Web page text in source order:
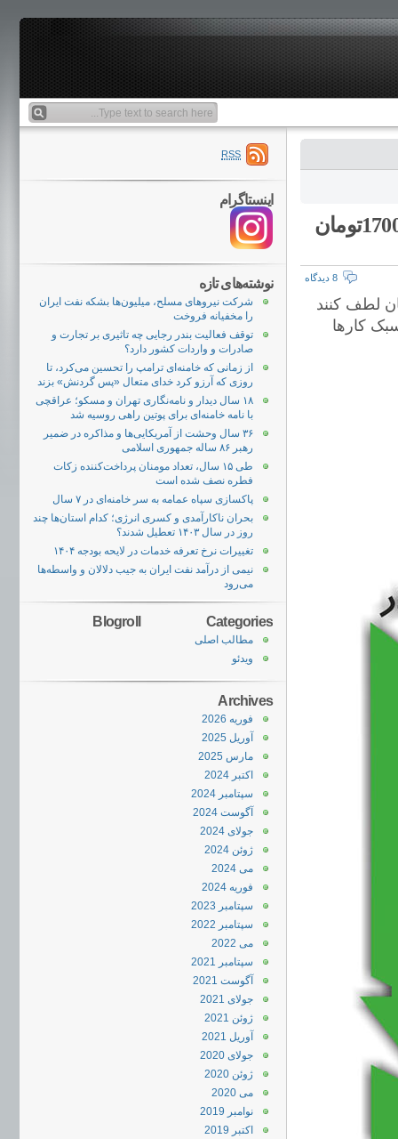
سال شمار برابری ریال و دلار از 1337 تا کنون:7 تومان 1700تومان
8 دیدگاه
لطف کنند
کارها
RSS
اینستاگرام
نوشته‌های تازه
شرکت نیروهای مسلح، میلیون‌ها بشکه نفت ایران
را مخفیانه فروخت
توقف فعالیت بندر رجایی چه تاثیری بر تجارت و
صادرات و واردات کشور دارد؟
از زمانی که خامنه‌ای ترامپ را تحسین می‌کرد، تا
روزی که آرزو کرد خدای متعال «پس گردنش» بزند
۱۸ سال دیدار و نامه‌نگاری تهران و مسکو؛ عراقچی
با نامه خامنه‌ای برای پوتین راهی روسیه شد
۳۶ سال وحشت از آمریکایی‌ها و مذاکره در ضمیر
رهبر ۸۶ ساله جمهوری اسلامی
طی ۱۵ سال، تعداد مومنان پرداخت‌کننده زکات
فطره نصف شده است
پاکسازی سپاه عمامه به سر خامنه‌‌ای در ۷ سال
بحران ناکارآمدی و کسری انرژی؛ کدام استان‌ها چند
روز در سال ۱۴۰۳ تعطیل شدند؟
تغییرات نرخ تعرفه خدمات در لایحه بودجه ۱۴۰۴
نیمی از درآمد نفت ایران به جیب دلالان و واسطه‌ها
می‌رود
Categories
مطالب اصلی
ویدئو
Blogroll
Archives
فوریه 2026
آوریل 2025
مارس 2025
اکتبر 2024
سپتامبر 2024
آگوست 2024
جولای 2024
ژوئن 2024
می 2024
فوریه 2024
سپتامبر 2023
سپتامبر 2022
می 2022
سپتامبر 2021
آگوست 2021
جولای 2021
ژوئن 2021
آوریل 2021
جولای 2020
ژوئن 2020
می 2020
نوامبر 2019
اکتبر 2019